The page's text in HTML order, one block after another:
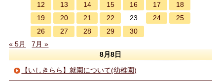
12
13 14 15 16 17
18
19
20 21 22 23 24
25
26
27 28 29
30
« 5月
7月 »
8月8日
【いしきらら】就園について(幼稚園)